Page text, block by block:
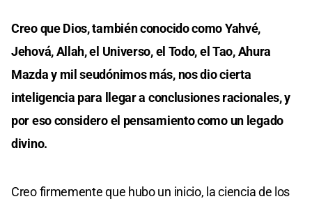
Creo que Dios, también conocido como Yahvé,
Jehová, Allah, el Universo, el Todo, el Tao, Ahura
Mazda y mil seudónimos más, nos dio cierta
inteligencia para llegar a conclusiones racionales, y
por eso considero el pensamiento como un legado
divino.
Creo firmemente que hubo un inicio, la ciencia de los